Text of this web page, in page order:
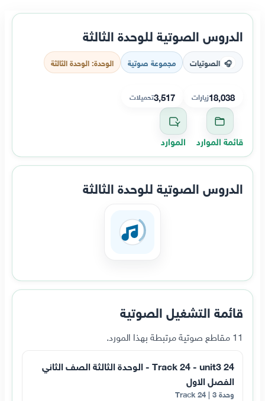
الدروس الصوتية للوحدة الثالثة
🎧 الصوتيات مجموعة صوتية الوحدة: الوحدة الثالثة
18,038زيارات 3,517تحميلات
قائمة الموارد الموارد
الدروس الصوتية للوحدة الثالثة
قائمة التشغيل الصوتية
11 مقاطع صوتية مرتبطة بهذا المورد.
24 Track 24 - unit3 - الوحدة الثالثة الصف الثاني
الفصل الاول
وحدة 3 | Track 24